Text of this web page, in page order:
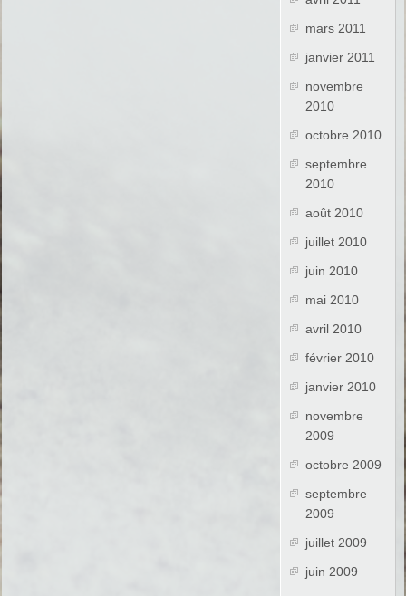
mars 2011
janvier 2011
novembre
2010
octobre 2010
septembre
2010
août 2010
juillet 2010
juin 2010
mai 2010
avril 2010
février 2010
janvier 2010
novembre
2009
octobre 2009
septembre
2009
juillet 2009
juin 2009